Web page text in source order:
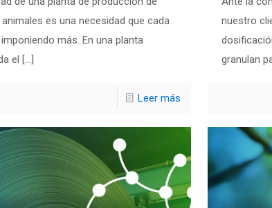
es una necesidad que cada
más. En una planta
el […]
Leer más
nuestro
granulan